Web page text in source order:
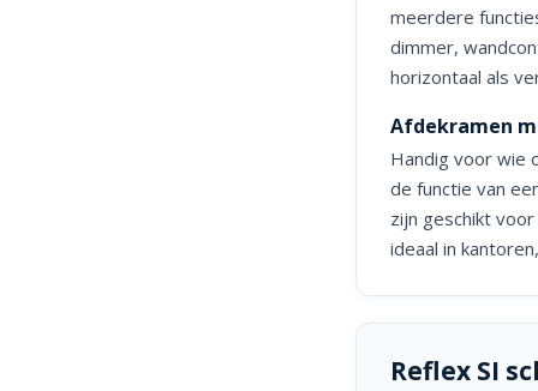
meerdere
dimmer,
horizontaal als
Afdekramen
Handig voor wie
de functie van
zijn geschikt
ideaal in
Reflex SI